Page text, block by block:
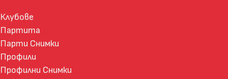
Клубове
Партита
Парти Снимки
Профили
Профилни Снимки